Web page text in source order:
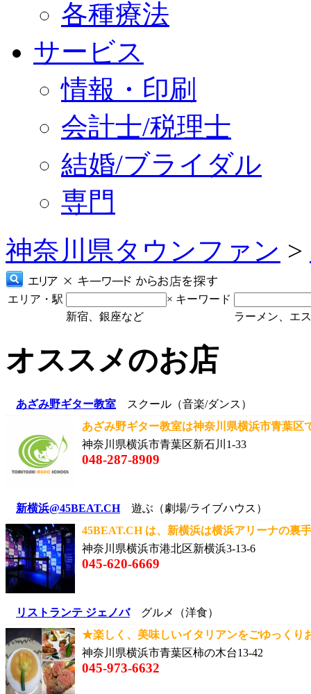
各種療法
サービス
情報・印刷
会計士/税理士
結婚/ブライダル
専門
神奈川県タウンファン >
エリア・駅 × キーワード
新宿、銀座など
ラーメン、エ
オススメのお店
あざみ野ギター教室 スクール（音楽/ダンス）
あざみ野ギター教室は神奈川県横浜市青葉
神奈川県横浜市青葉区新石川1-33
048-287-8909
新横浜@45BEAT.CH遊ぶ（劇場/ライブハウス）
45BEAT.CH は、新横浜は横浜アリーナの
神奈川県横浜市港北区新横浜3-13-6
045-620-6669
リストランテ ジェノバグルメ（洋食）
★楽しく、美味しいイタリアンをごゆっく
神奈川県横浜市青葉区柿の木台13-42
045-973-6632